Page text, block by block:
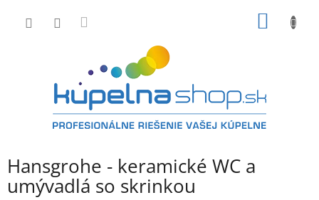
Hansgrohe - keramické WC a
umývadlá so skrinkou